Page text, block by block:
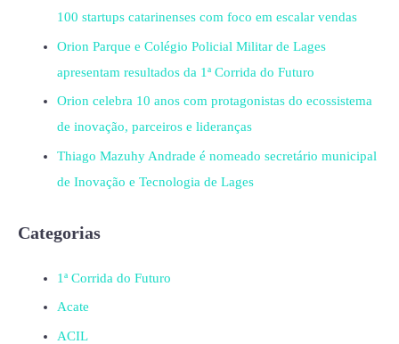
100 startups catarinenses com foco em escalar vendas
Orion Parque e Colégio Policial Militar de Lages
apresentam resultados da 1ª Corrida do Futuro
Orion celebra 10 anos com protagonistas do ecossistema
de inovação, parceiros e lideranças
Thiago Mazuhy Andrade é nomeado secretário municipal
de Inovação e Tecnologia de Lages
Categorias
1ª Corrida do Futuro
Acate
ACIL